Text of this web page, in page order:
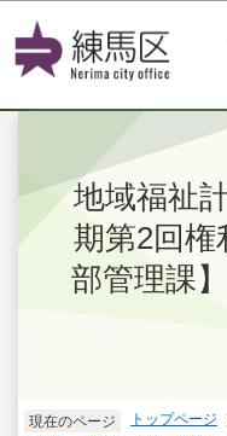
この
地域福祉
期第2回権
部管理課
現在のページ トップページ